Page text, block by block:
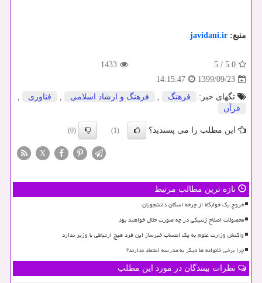
منبع: javidani.ir
5.0
/
5
1433
1399/09/23
14:15:47
تگهای خبر:
فرهنگ , فرهنگ و ارشاد اسلامی , فناوری
,
قرآن
این مطلب را می پسندید؟ (1)
(0)
X
تازه ترین مطالب مرتبط
خروج یک خوابگاه از چرخه اسکان دانشجویان
محصولات اصلاح ژنتیکی در چه صورت حلال خواهند بود
واکنش وزارت علوم به یک انتساب خبرساز این فرد هیچ ارتباطی با وزیر ندارد
چرا برخی خانواده ها دیگر به مدرسه اعتماد ندارند؟
نظرات بینندگان در مورد این مطلب